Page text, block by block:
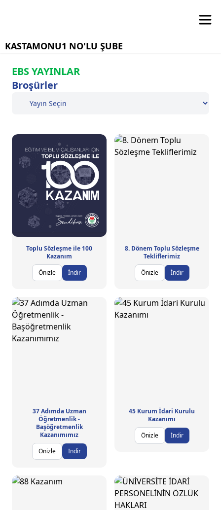
KASTAMONU1 NO'LU ŞUBE
EBS YAYINLAR
Broşürler
Toplu Sözleşme ile 100
Kazanım
Önizle
İndir
8. Dönem Toplu Sözleşme
Tekliflerimiz
Önizle
İndir
37 Adımda Uzman
Öğretmenlik -
Başöğretmenlik
Kazanımımız
Önizle
İndir
45 Kurum İdari Kurulu
Kazanımı
Önizle
İndir